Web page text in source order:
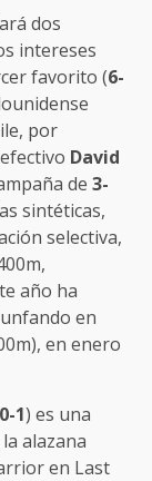
dos
intereses
favorito (6-
por
David
de 3-
sintéticas,
selectiva,
año ha
en
en enero
1) es una
la alazana
en Last